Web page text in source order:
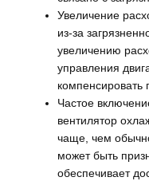
Увеличение
из-за
увеличению
управления
Частое
вентилятор
чаще, чем
может быть
обеспечивает